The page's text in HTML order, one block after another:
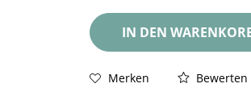
IN DEN
Merken Bewerten